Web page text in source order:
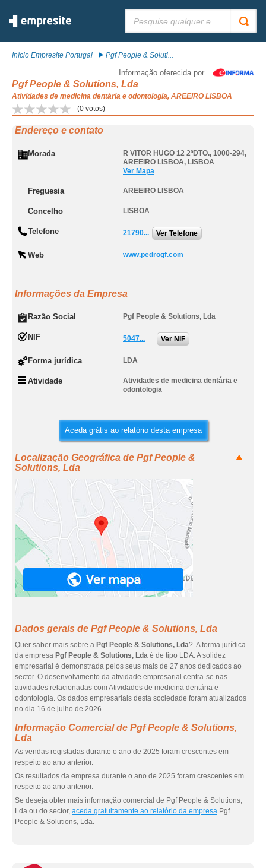
Início Empresite Portugal Pgf People & Soluti...
Informação oferecida por
Pgf People & Solutions, Lda
Atividades de medicina dentária e odontologia, AREEIRO LISBOA
(0 votos)
Endereço e contato
Morada R VITOR HUGO 12 2ºDTO., 1000-294,
AREEIRO LISBOA, LISBOA
Ver Mapa
Freguesia AREEIRO LISBOA
Concelho LISBOA
Telefone 21790... Ver Telefone
Web www.pedrogf.com
Informações da Empresa
Razão Social Pgf People & Solutions, Lda
NIF 5047... Ver NIF
Forma jurídica LDA
Atividade
Atividades de medicina dentária e
odontologia
Aceda grátis ao relatório desta empresa
Localização Geográfica de Pgf People &
Solutions, Lda
Dados gerais de Pgf People & Solutions, Lda
Quer saber mais sobre a Pgf People & Solutions, Lda?. A forma jurídica
da empresa Pgf People & Solutions, Lda é de tipo LDA. A solidez
empresarial é demonstrada pelos seus mais de 27 anos dedicados ao
sector. O desenvolvimento da atividade empresarial centra-se nas
atividades relacionadas com Atividades de medicina dentária e
odontologia. Os dados empresariais desta sociedade foram atualizados
no dia 16 de julho de 2026.
Informação Comercial de Pgf People & Solutions,
Lda
As vendas registadas durante o ano de 2025 foram crescentes em
respeito ao ano anterior.
Os resultados da empresa durante o ano de 2025 foram crescentes em
respeito ao ano anterior.
Se deseja obter mais informação comercial de Pgf People & Solutions,
Lda ou do sector, aceda gratuitamente ao relatório da empresa Pgf
People & Solutions, Lda.